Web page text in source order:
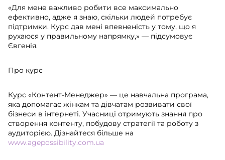
«Для мене важливо робити все максимально
ефективно, адже я знаю, скільки людей потребує
підтримки. Курс дав мені впевненість у тому, що я
рухаюся у правильному напрямку,» — підсумовує
Євгенія.
Про курс
Курс «Контент-Менеджер» — це навчальна програма,
яка допомагає жінкам та дівчатам розвивати свої
бізнеси в інтернеті. Учасниці отримують знання про
створення контенту, побудову стратегії та роботу з
аудиторією. Дізнайтеся більше на
www.agepossibility.com.ua